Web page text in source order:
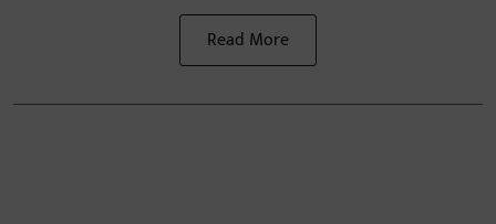
Read More